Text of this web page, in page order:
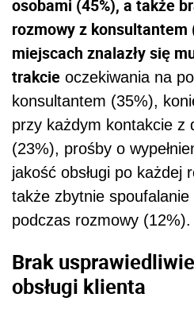
osobami (45%), a także
rozmowy z konsultantem
miejscach znalazły się
trakcie oczekiwania na
konsultantem (35%),
przy każdym kontakcie z
(23%), prośby o
jakość obsługi po każdej
także zbytnie
podczas rozmowy (12%).
Brak
obsługi klienta